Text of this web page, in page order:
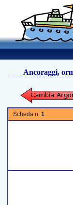
Ancoraggi,
Scheda n. 1